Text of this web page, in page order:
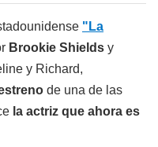
"La
Brookie Shields y
y Richard,
de una de las
la actriz que ahora es